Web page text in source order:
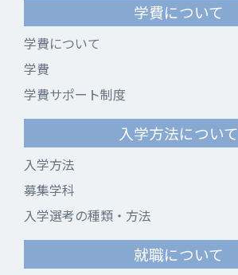
学費について
学費について
学費
学費サポート制度
入学方法について
入学方法
募集学科
入学選考の種類・方法
就職について